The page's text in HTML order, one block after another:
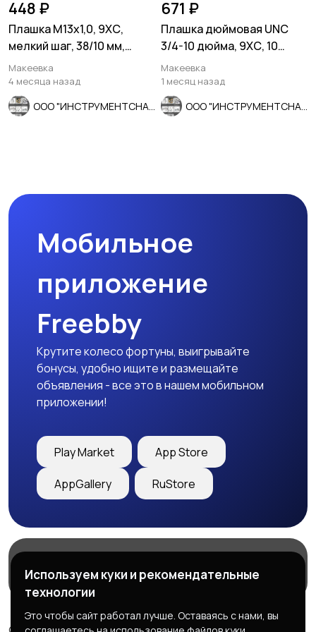
448 ₽
Плашка М13х1,0, 9ХС,
мелкий шаг, 38/10 мм,
ГОСТ 7740-71.
Макеевка
4 месяца назад
671 ₽
Плашка дюймовая UNC
3/4-10 дюйма, 9ХС, 10
ниток на дюйм, 45/18 мм.
Макеевка
1 месяц назад
Мобильное
приложение
Freebby
Крутите колесо фортуны, выигрывайте
бонусы, удобно ищите и размещайте
объявления - все это в нашем мобильном
приложении!
Play Market App Store
AppGallery RuStore
Служба поддержки
Используем куки и рекомендательные
технологии
Это чтобы сайт работал лучше. Оставаясь с нами, вы